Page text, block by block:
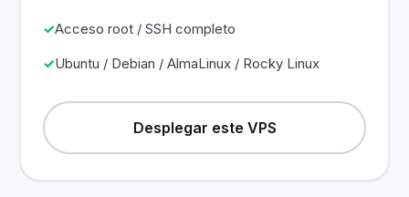
Acceso root / SSH completo
Ubuntu / Debian / AlmaLinux / Rocky Linux
Desplegar este VPS